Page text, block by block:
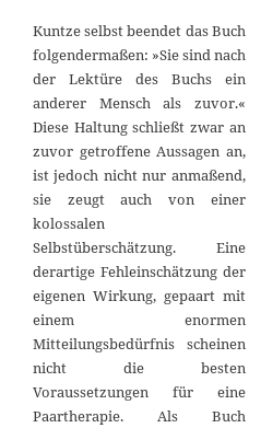
Kuntze selbst beendet das Buch
folgendermaßen: »Sie sind nach
der Lektüre des Buchs ein
anderer Mensch als zuvor.«
Diese Haltung schließt zwar an
zuvor getroffene Aussagen an,
ist jedoch nicht nur anmaßend,
sie zeugt auch von einer
kolossalen
Selbstüberschätzung. Eine
derartige Fehleinschätzung der
eigenen Wirkung, gepaart mit
einem enormen
Mitteilungsbedürfnis scheinen
nicht die besten
Voraussetzungen für eine
Paartherapie. Als Buch